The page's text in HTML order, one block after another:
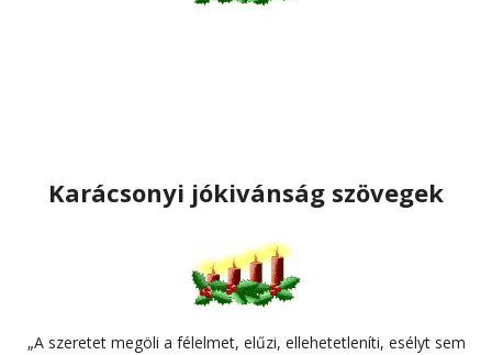
Karácsonyi jókivánság szövegek
„A szeretet megöli a félelmet, elűzi, ellehetetleníti, esélyt sem